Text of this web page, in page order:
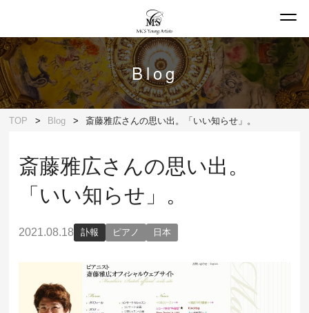
Blog
TOP Blog 斎藤雅広さんの思い出。「いい知らせ」。
斎藤雅広さんの思い出。
「いい知らせ」。
2021.08.18 訃報 ピアノ 日本